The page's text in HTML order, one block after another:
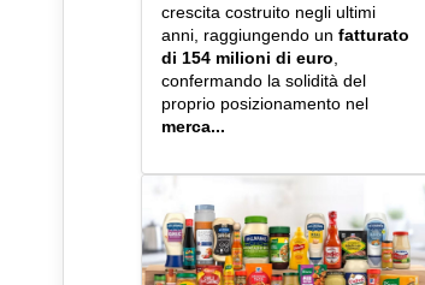
crescita costruito negli ultimi
anni, raggiungendo un fatturato
di 154 milioni di euro
confermando la solidità del
proprio posizionamento nel
merca...